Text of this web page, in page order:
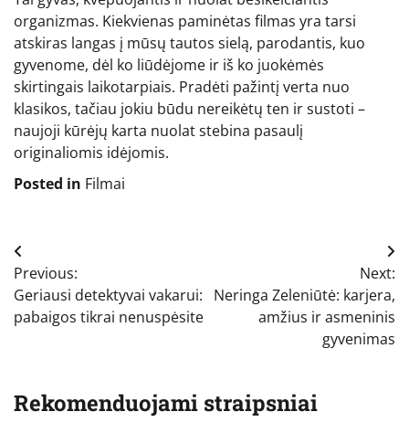
organizmas. Kiekvienas paminėtas filmas yra tarsi
atskiras langas į mūsų tautos sielą, parodantis, kuo
gyvenome, dėl ko liūdėjome ir iš ko juokėmės
skirtingais laikotarpiais. Pradėti pažintį verta nuo
klasikos, tačiau jokiu būdu nereikėtų ten ir sustoti –
naujoji kūrėjų karta nuolat stebina pasaulį
originaliomis idėjomis.
Posted in Filmai
Navigacija
tarp
įrašų
Previous:
Geriausi detektyvai vakarui:
pabaigos tikrai nenuspėsite
Next:
Neringa Zeleniūtė: karjera,
amžius ir asmeninis
gyvenimas
Rekomenduojami straipsniai